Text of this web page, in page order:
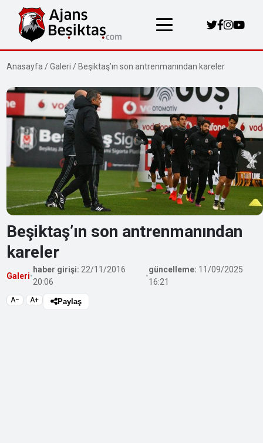
Anasayfa /Galeri / Beşiktaş’ın son antrenmanından kareler
Beşiktaş’ın son antrenmanından
kareler
Galeri•
haber girişi: 22/11/2016
20:06
•
güncelleme: 11/09/2025
16:21
A− A+ Paylaş